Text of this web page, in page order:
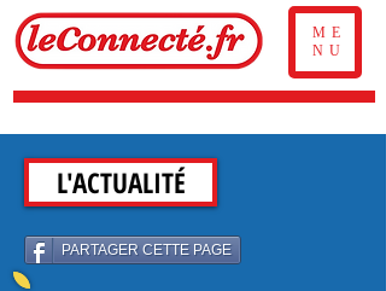
ME
NU
L'ACTUALITÉ
PARTAGER CETTE PAGE